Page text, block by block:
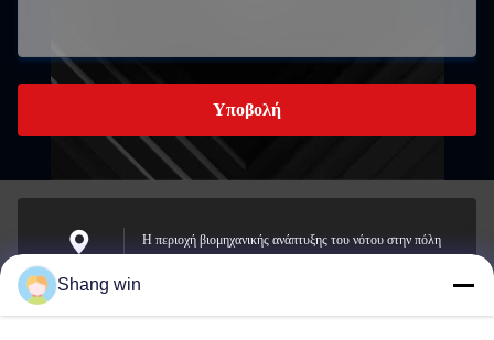
Υποβολή
Διεύθυνση
Η περιοχή βιομηχανικής ανάπτυξης του νότου στην πόλη
Shang win